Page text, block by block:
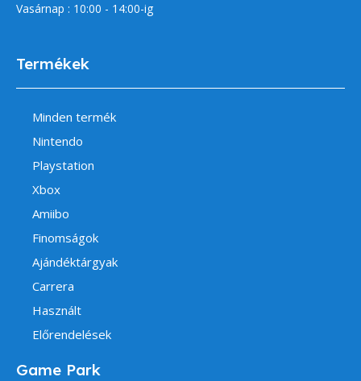
Vasárnap : 10:00 - 14:00-ig
Termékek
Minden termék
Nintendo
Playstation
Xbox
Amiibo
Finomságok
Ajándéktárgyak
Carrera
Használt
Előrendelések
Game Park